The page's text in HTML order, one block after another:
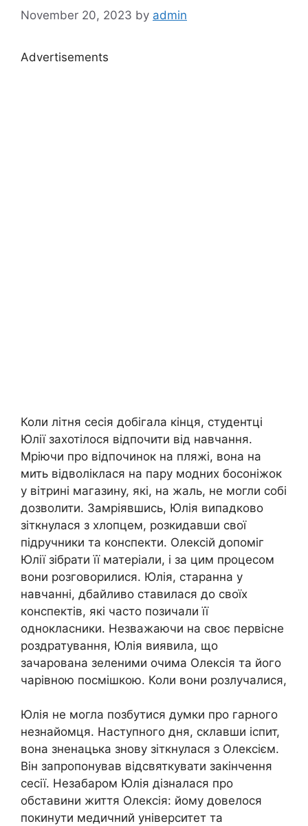
November 20, 2023 by admin
Advertisements
Коли літня сесія добігала кінця, студентці
Юлії захотілося відпочити від навчання.
Мріючи про відпочинок на пляжі, вона на
мить відволіклася на пару модних босоніжок
у вітрині магазину, які, на жаль, не могли собі
дозволити. Замріявшись, Юлія випадково
зіткнулася з хлопцем, розкидавши свої
підручники та конспекти. Олексій допоміг
Юлії зібрати її матеріали, і за цим процесом
вони розговорилися. Юлія, старанна у
навчанні, дбайливо ставилася до своїх
конспектів, які часто позичали її
однокласники. Незважаючи на своє первісне
роздратування, Юлія виявила, що
зачарована зеленими очима Олексія та його
чарівною посмішкою. Коли вони розлучалися,
Юлія не могла позбутися думки про гарного
незнайомця. Наступного дня, склавши іспит,
вона зненацька знову зіткнулася з Олексієм.
Він запропонував відсвяткувати закінчення
сесії. Незабаром Юлія дізналася про
обставини життя Олексія: йому довелося
покинути медичний університет та